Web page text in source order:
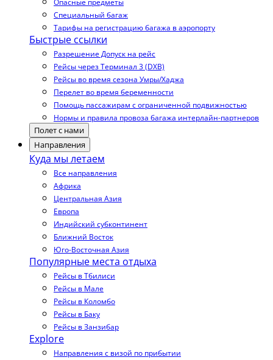
Опасные предметы
Специальный багаж
Тарифы на регистрацию багажа в аэропорту
Быстрые ссылки
Разрешение Допуск на рейс
Рейсы через Терминал 3 (DXB)
Рейсы во время сезона Умры/Хаджа
Перелет во время беременности
Помощь пассажирам с ограниченной подвижностью
Нормы и правила провоза багажа интерлайн-партнеров
Полет с нами
Направления
Куда мы летаем
Все направления
Африка
Центральная Азия
Европа
Индийский субконтинент
Ближний Восток
Юго-Восточная Азия
Популярные места отдыха
Рейсы в Тбилиси
Рейсы в Мале
Рейсы в Коломбо
Рейсы в Баку
Рейсы в Занзибар
Explore
Направления с визой по прибытии